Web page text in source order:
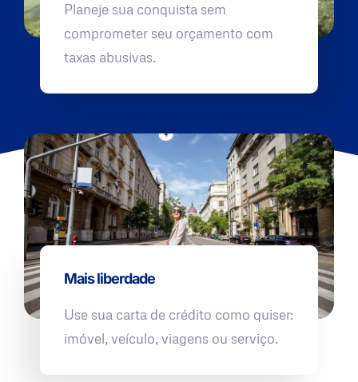
Planeje sua conquista sem
comprometer seu orçamento com
taxas abusivas.
Mais liberdade
Use sua carta de crédito como quiser:
imóvel, veículo, viagens ou serviço.